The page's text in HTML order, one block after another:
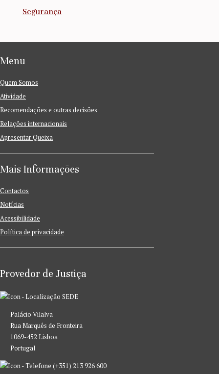
Segurança
Menu
Quem Somos
Atividade
Recomendações e outras decisões
Relações internacionais
Apresentar Queixa
Mais Informações
Contactos
Notícias
Acessibilidade
Política de privacidade
Provedor de Justiça
SEDE
Palácio Vilalva
Rua Marquês de Fronteira
1069-452 Lisboa
Portugal
(+351) 213 926 600